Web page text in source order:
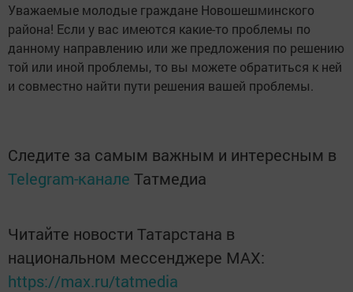
Уважаемые молодые граждане Новошешминского
района! Если у вас имеются какие-то проблемы по
данному направлению или же предложения по решению
той или иной проблемы, то вы можете обратиться к ней
и совместно найти пути решения вашей проблемы.
Следите за самым важным и интересным в
Telegram-канале Татмедиа
Читайте новости Татарстана в
национальном мессенджере MАХ:
https://max.ru/tatmedia